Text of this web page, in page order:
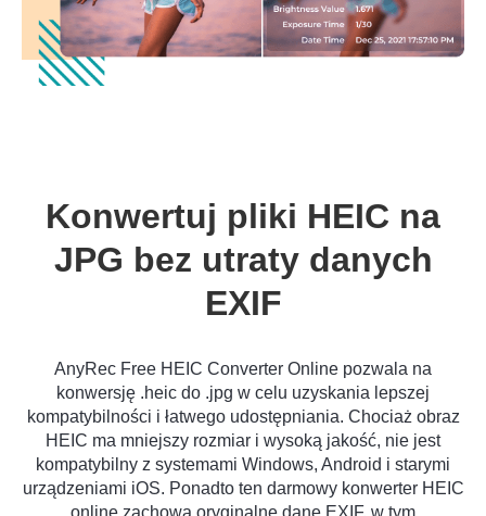
Konwertuj pliki HEIC na
JPG bez utraty danych
EXIF
AnyRec Free HEIC Converter Online pozwala na
konwersję .heic do .jpg w celu uzyskania lepszej
kompatybilności i łatwego udostępniania. Chociaż obraz
HEIC ma mniejszy rozmiar i wysoką jakość, nie jest
kompatybilny z systemami Windows, Android i starymi
urządzeniami iOS. Ponadto ten darmowy konwerter HEIC